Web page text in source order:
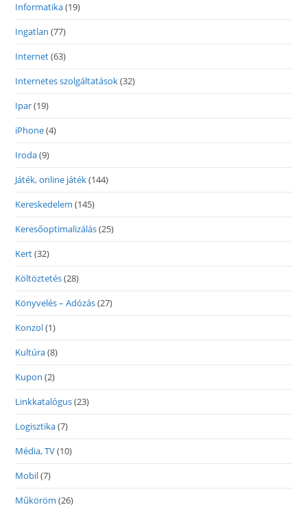
Informatika(19)
Ingatlan (77)
Internet(63)
Internetes szolgáltatások(32)
Ipar(19)
iPhone(4)
Iroda(9)
Játék, online játék(144)
Kereskedelem (145)
Keresőoptimalizálás(25)
Kert(32)
Költöztetés(28)
Könyvelés – Adózás(27)
Konzol(1)
Kultúra(8)
Kupon (2)
Linkkatalógus(23)
Logisztika(7)
Média, TV(10)
Mobil(7)
Műköröm (26)